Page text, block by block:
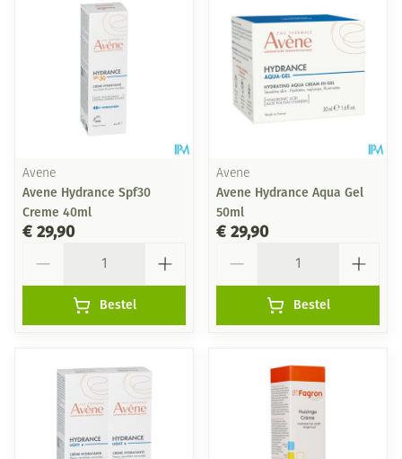
Avene
Avene Hydrance Spf30
Creme 40ml
€ 29,90
Bestel
Avene
Avene Hydrance Aqua Gel
50ml
€ 29,90
Bestel